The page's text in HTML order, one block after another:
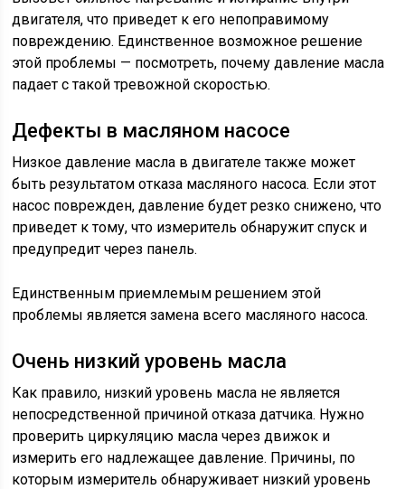
двигателя, что приведет к его непоправимому
повреждению. Единственное возможное решение
этой проблемы — посмотреть, почему давление масла
падает с такой тревожной скоростью.
Дефекты в масляном насосе
Низкое давление масла в двигателе также может
быть результатом отказа масляного насоса. Если этот
насос поврежден, давление будет резко снижено, что
приведет к тому, что измеритель обнаружит спуск и
предупредит через панель.
Единственным приемлемым решением этой
проблемы является замена всего масляного насоса.
Очень низкий уровень масла
Как правило, низкий уровень масла не является
непосредственной причиной отказа датчика. Нужно
проверить циркуляцию масла через движок и
измерить его надлежащее давление. Причины, по
которым измеритель обнаруживает низкий уровень